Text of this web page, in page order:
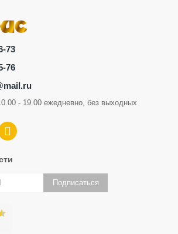
73
76
- 19.00 ежедневно, без выходных
Подписаться